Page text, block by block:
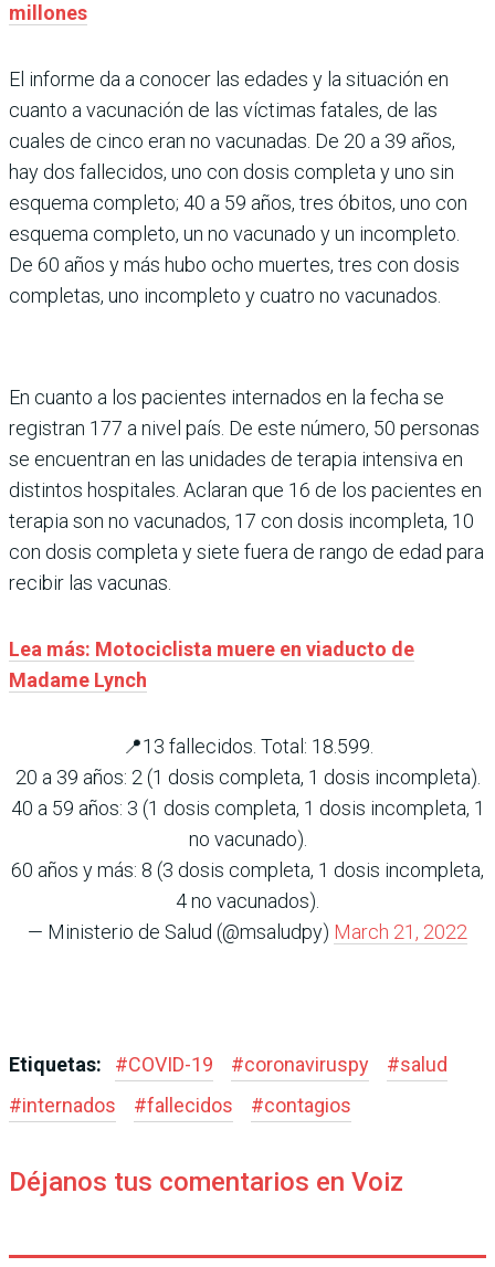
millones
El informe da a conocer las edades y la situación en
cuanto a vacunación de las víctimas fatales, de las
cuales de cinco eran no vacunadas. De 20 a 39 años,
hay dos fallecidos, uno con dosis completa y uno sin
esquema completo; 40 a 59 años, tres óbitos, uno con
esquema completo, un no vacunado y un incompleto.
De 60 años y más hubo ocho muertes, tres con dosis
completas, uno incompleto y cuatro no vacunados.
En cuanto a los pacientes internados en la fecha se
registran 177 a nivel país. De este número, 50 personas
se encuentran en las unidades de terapia intensiva en
distintos hospitales. Aclaran que 16 de los pacientes en
terapia son no vacunados, 17 con dosis incompleta, 10
con dosis completa y siete fuera de rango de edad para
recibir las vacunas.
Lea más: Motociclista muere en viaducto de
Madame Lynch
📍13 fallecidos. Total: 18.599.
20 a 39 años: 2 (1 dosis completa, 1 dosis incompleta).
40 a 59 años: 3 (1 dosis completa, 1 dosis incompleta, 1
no vacunado).
60 años y más: 8 (3 dosis completa, 1 dosis incompleta,
4 no vacunados).
— Ministerio de Salud (@msaludpy) March 21, 2022
Etiquetas: #COVID-19 #coronaviruspy #salud
#internados #fallecidos #contagios
Déjanos tus comentarios en Voiz